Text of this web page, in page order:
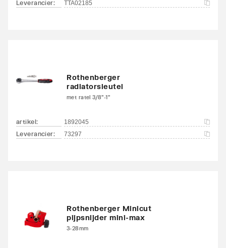
Leverancier: TTA02185
Rothenberger
radiatorsleutel
met ratel 3/8"-1"
artikel: 1892045
Leverancier: 73297
Rothenberger Minicut
pijpsnijder mini-max
3-28mm